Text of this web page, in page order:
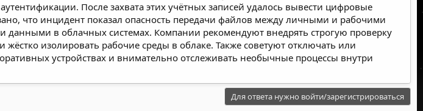
После захвата этих учётных записей удалось вывести цифровые
что инцидент показал опасность передачи файлов между личными и рабочими
данными в облачных системах. Компании рекомендуют внедрять строгую проверку
изолировать рабочие среды в облаке. Также советуют отключать или
устройствах и внимательно отслеживать необычные процессы внутри
Для ответа нужно войти/зарегистрироваться